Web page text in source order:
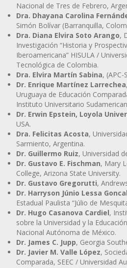
Nacional de Tres de Febrero,
Dra. Dhayana Carolina
Simón Bolívar (Barranquilla,
Dra. Diana Elvira Soto Arango,
Investigación “Historia y
Iberoamericana” HISULA /
Tecnológica de Colombia.
Dra. Elvira Martín Sabina, (APC-
Dr. Enrique Martínez Larrechea
Uruguaya de Educación
Instituto Universitario
Dr. Erwin Epstein, Loyola
USA.
Dra. Felicitas Acosta,
Sarmiento, Argentina.
Dr. Guillermo Ruiz, Universidad
Dr. Gustavo E. Fischman, Mary
College, Arizona State University.
Dr. Gustavo Gregorutti,
Dr. Harryson Júnio Lessa
Estadual Paulista “Júlio de
Dr. Hugo Casanova Cardiel,
sobre la Universidad y la
Nacional Autónoma de México.
Dr. James C. Jupp, Georgia
Dr. Javier M. Valle López,
Comparada, SEEC / Universidad